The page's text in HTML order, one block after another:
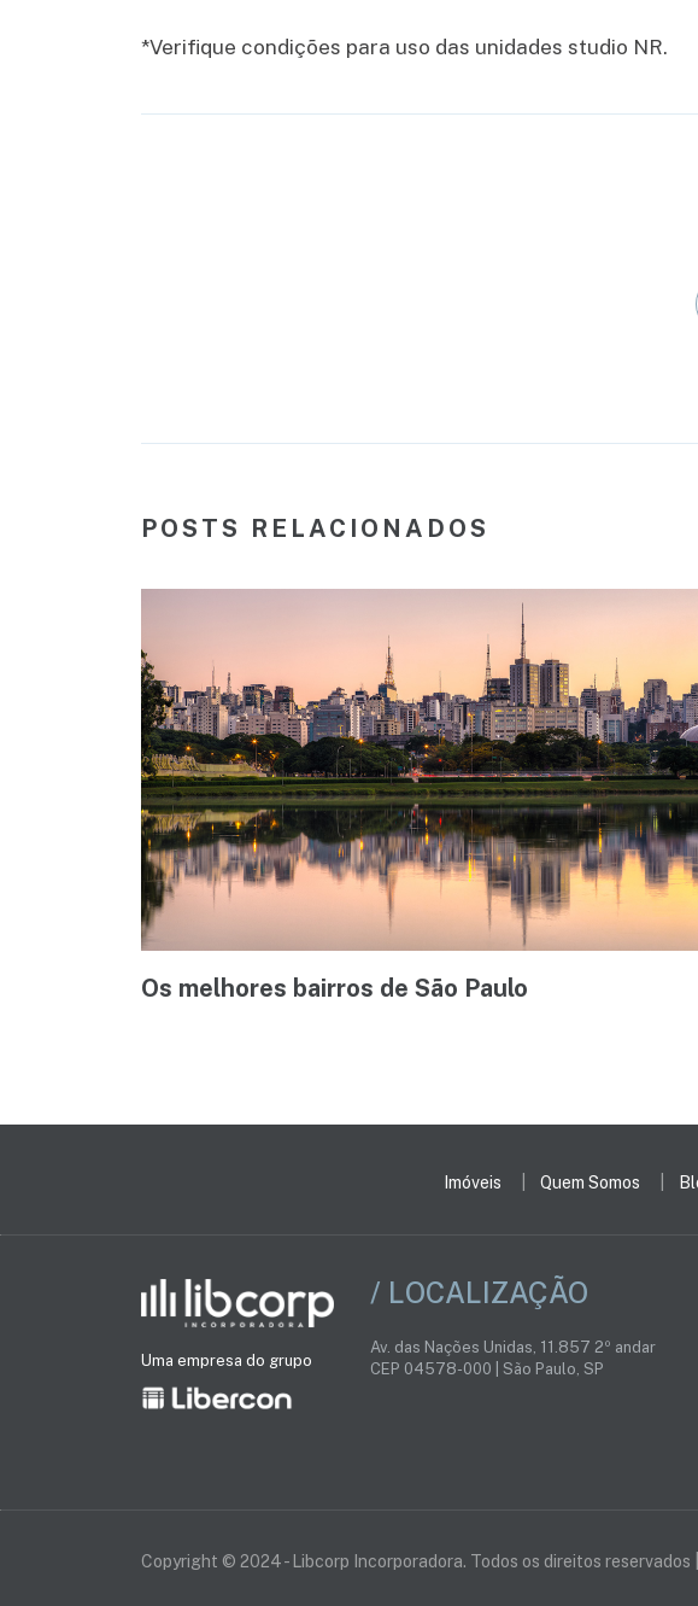
*Verifique condições para uso das unidades studio NR.
POSTS RELACIONADOS
Os melhores bairros de São Paulo
Imóveis Quem Somos
Uma empresa do grupo
/ LOCALIZAÇÃO
Av. das Nações Unidas, 11.857 2º andar
CEP 04578-000 | São Paulo, SP
Copyright © 2024 - Libcorp Incorporadora. Todos os direitos reservados |